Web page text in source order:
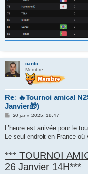
canto
Membre
Re: 🔥Tournoi amical
Janvier🎁)
M
s
a
20 janv. 2025, 19:47
L’heure est arrivée pour le
Le seul endroit en France
*** TOURNOI
26 Janvier 14H***